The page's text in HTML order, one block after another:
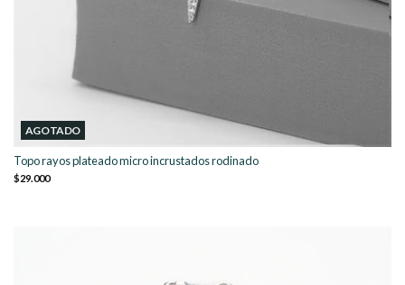
AGOTADO
Topo rayos plateado micro incrustados rodinado
$29.000